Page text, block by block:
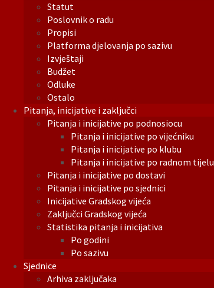
Statut
Poslovnik o radu
Propisi
Platforma djelovanja po sazivu
Izvještaji
Budžet
Odluke
Ostalo
Pitanja, inicijative i zaključci
Pitanja i inicijative po podnosiocu
Pitanja i inicijative po vijećniku
Pitanja i inicijative po klubu
Pitanja i inicijative po radnom tijelu
Pitanja i inicijative po dostavi
Pitanja i inicijative po sjednici
Inicijative Gradskog vijeća
Zaključci Gradskog vijeća
Statistika pitanja i inicijativa
Po godini
Po sazivu
Sjednice
Arhiva zaključaka